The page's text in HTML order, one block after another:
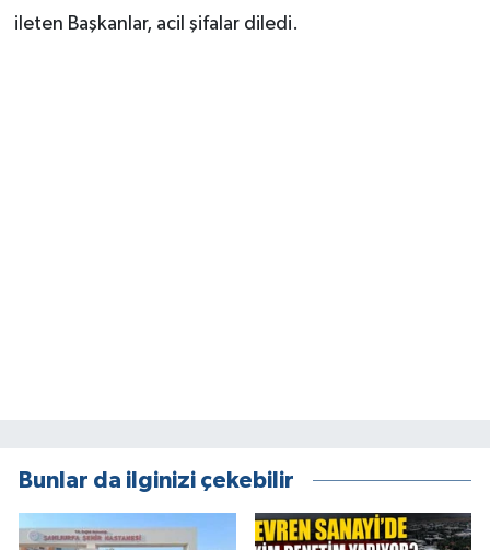
ileten Başkanlar, acil şifalar diledi.
Bunlar da ilginizi çekebilir